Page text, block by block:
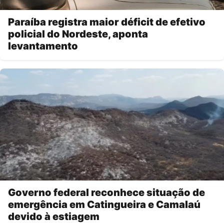
Paraíba registra maior déficit de efetivo
policial do Nordeste, aponta
levantamento
Governo federal reconhece situação de
emergência em Catingueira e Camalaú
devido à estiagem